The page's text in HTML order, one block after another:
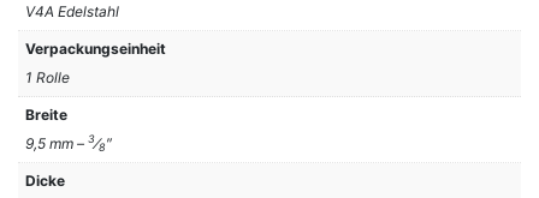
V4A Edelstahl
Verpackungseinheit
1 Rolle
Breite
9,5 mm – 3⁄8″
Dicke